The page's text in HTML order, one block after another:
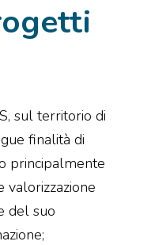
sul territorio di
finalità di
principalmente
valorizzazione
del suo